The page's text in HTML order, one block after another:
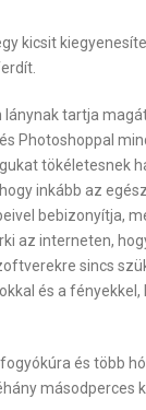
kicsit
lánynak tartja
Photoshoppal
tökéletesnek
inkább az
bebizonyítja,
az interneten,
sincs
és a
és több
másodperces